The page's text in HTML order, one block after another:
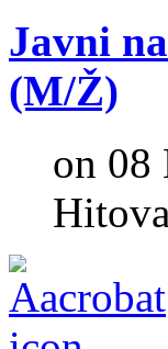
Javni
(M/Ž)
on 08